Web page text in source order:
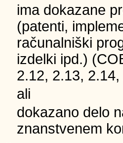
ima dokazane
(patenti,
računalniški
izdelki ipd.)
2.12, 2.13,
ali
dokazano delo
znanstvenem